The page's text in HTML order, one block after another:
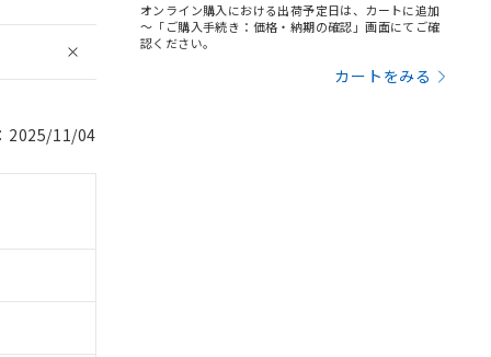
2025/11/04
オンライン購入における出荷予定日は、カートに追加
～「ご購入手続き：価格・納期の確認」画面にてご確
認ください。
カートをみる